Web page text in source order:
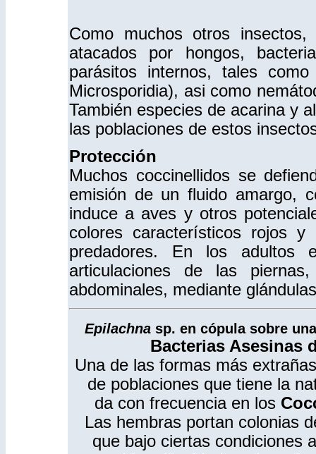
Como muchos otros
atacados por hongos,
parásitos internos, tales como
Microsporidia), asi como
También especies de acarina y
las poblaciones de estos
Protección
Muchos coccinellidos se
emisión de un fluido amargo,
induce a aves y otros
colores característicos rojos
predadores. En los adultos
articulaciones de las
abdominales, mediante
Epilachna sp. en cópula sobre
Bacterias Asesinas
Una de las formas más
de poblaciones que tiene la
da con frecuencia en los
Las hembras portan colonias
que bajo ciertas condiciones